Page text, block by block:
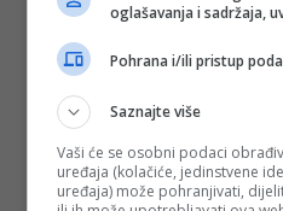
oglašavanja i sadržaja,
Pohrana i/ili pristup
Saznajte više
Vaši će se osobni podaci
uređaja (kolačiće, jedinstvene
uređaja) može pohranjivati,